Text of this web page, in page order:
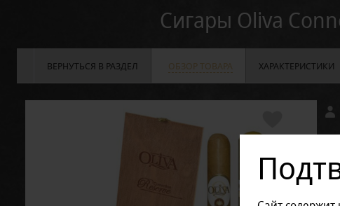
Сигары Oliva
ВЕРНУТЬСЯ В РАЗДЕЛ ОБЗОР ТОВАРА ХАРАКТЕРИСТИКИ